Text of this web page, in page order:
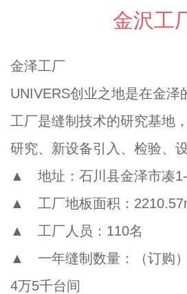
金沢工
金泽工厂
UNIVERS创业之地是在金泽
工厂是缝制技术的研究基地
研究、新设备引入、检验、
▲ 地址：石川县金泽市凑
▲ 工厂地板面积：
▲ 工厂人员：110名
▲ 一年缝制数量：（订购
4万5千台间